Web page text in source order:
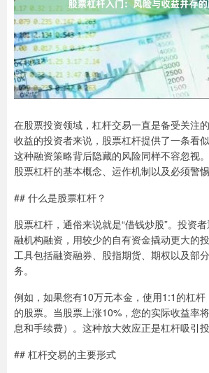
在股票投资领域，杠杆交易一直是备受关注
收益的投资者来说，股票杠杆提供了一条看
这种融资策略背后隐藏的风险同样不容忽视
股票杠杆的基本概念、运作机制以及必须警惕
## 什么是股票杠杆？
股票杠杆，通俗来说就是“借钱炒股”。投资
融机构融资，用较少的自有资金撬动更大的
工具包括融资融券、股指期货、期权以及部
务。
例如，如果您有10万元本金，使用1:1的杠
的股票。当股票上涨10%，您的实际收益率
息和手续费）。这种放大效应正是杠杆吸引
## 杠杆交易的主要形式